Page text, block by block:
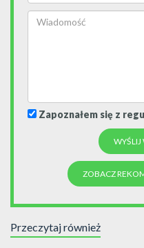
Zapoznałem się z
ZOBACZ
Przeczytaj również